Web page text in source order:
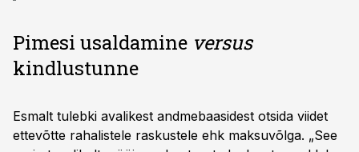
Pimesi usaldamine versus
kindlustunne
Esmalt tulebki avalikest andmebaasidest otsida viidet
ettevõtte rahalistele raskustele ehk maksuvõlga. „See